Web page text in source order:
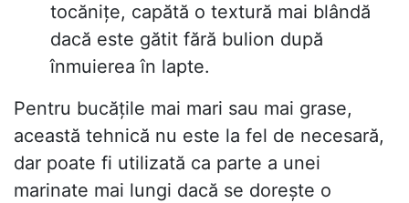
tocănițe, capătă o textură mai blândă
dacă este gătit fără bulion după
înmuierea în lapte.
Pentru bucățile mai mari sau mai grase,
această tehnică nu este la fel de necesară,
dar poate fi utilizată ca parte a unei
marinate mai lungi dacă se dorește o